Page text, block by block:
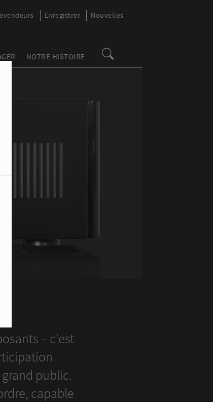
NOTRE HISTOIRE
Enregistrer Nouvelles
– c'est
public.
capable